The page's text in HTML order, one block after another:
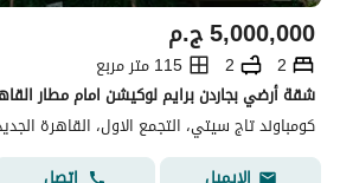
ج.م5,000,000
2
2
115 متر مربع
كومباوند تاج سيتي، التجمع الاول، القاهرة